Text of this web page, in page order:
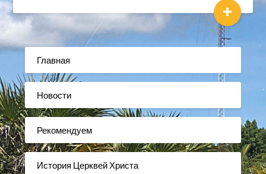
+
Главная
Новости
Рекомендуем
История Церквей Христа